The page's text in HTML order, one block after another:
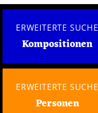
ERWEITERTE SUCHE
Kompositionen
ERWEITERTE SUCHE
Personen